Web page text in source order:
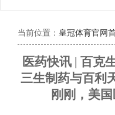
当前位置： 皇冠体育官网
医药快讯 | 百克
三生制药与百利
刚刚，美